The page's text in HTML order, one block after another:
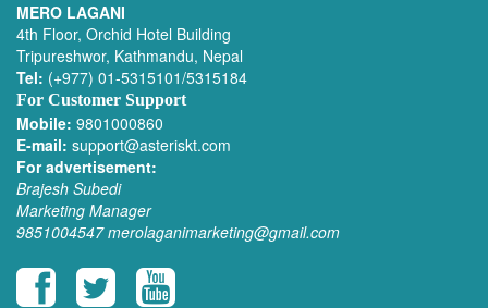
MERO LAGANI
4th Floor, Orchid Hotel Building
Tripureshwor, Kathmandu, Nepal
Tel: (+977) 01-5315101/5315184
For Customer Support
Mobile: 9801000860
E-mail: support@asteriskt.com
For advertisement:
Brajesh Subedi
Marketing Manager
9851004547 merolaganimarketing@gmail.com